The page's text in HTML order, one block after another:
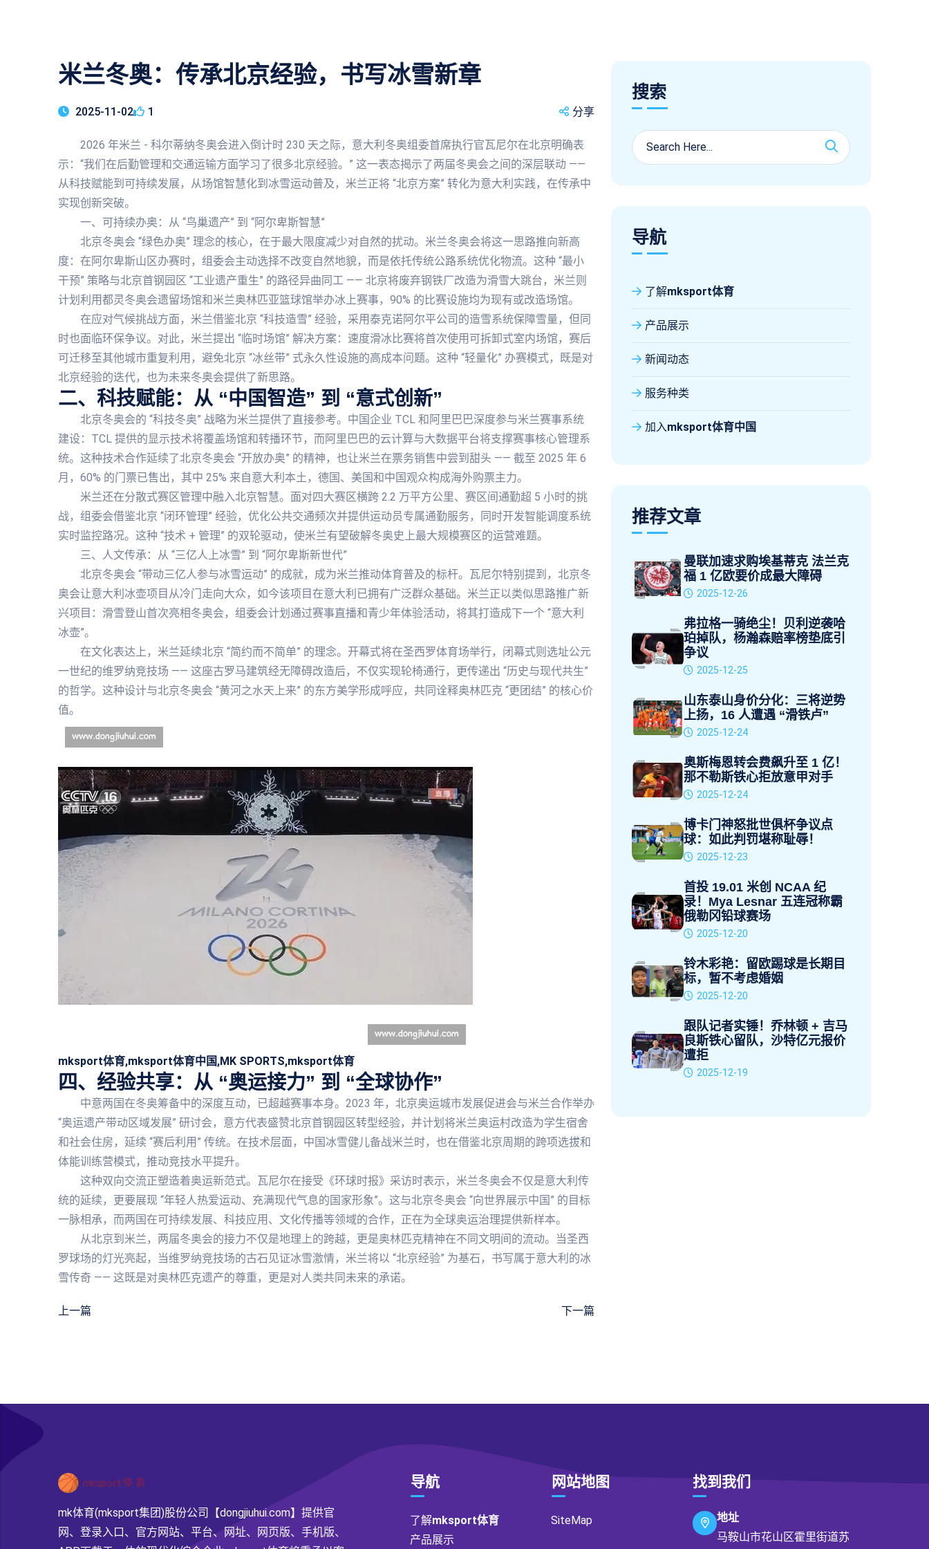
米兰冬奥：传承北京经验，书写冰雪新章
2025-11-02 1 分享
2026 年米兰 - 科尔蒂纳冬奥会进入倒计时 230 天之际，意大利冬奥组委首席执行官瓦尼尔在北京明确表
示：“我们在后勤管理和交通运输方面学习了很多北京经验。” 这一表态揭示了两届冬奥会之间的深层联动 ——
从科技赋能到可持续发展，从场馆智慧化到冰雪运动普及，米兰正将 “北京方案” 转化为意大利实践，在传承中
实现创新突破。
一、可持续办奥：从 “鸟巢遗产” 到 “阿尔卑斯智慧”
北京冬奥会 “绿色办奥” 理念的核心，在于最大限度减少对自然的扰动。米兰冬奥会将这一思路推向新高
度：在阿尔卑斯山区办赛时，组委会主动选择不改变自然地貌，而是依托传统公路系统优化物流。这种 “最小
干预” 策略与北京首钢园区 “工业遗产重生” 的路径异曲同工 —— 北京将废弃钢铁厂改造为滑雪大跳台，米兰则
计划利用都灵冬奥会遗留场馆和米兰奥林匹亚篮球馆举办冰上赛事，90% 的比赛设施均为现有或改造场馆。
在应对气候挑战方面，米兰借鉴北京 “科技造雪” 经验，采用泰克诺阿尔平公司的造雪系统保障雪量，但同
时也面临环保争议。对此，米兰提出 “临时场馆” 解决方案：速度滑冰比赛将首次使用可拆卸式室内场馆，赛后
可迁移至其他城市重复利用，避免北京 “冰丝带” 式永久性设施的高成本问题。这种 “轻量化” 办赛模式，既是对
北京经验的迭代，也为未来冬奥会提供了新思路。
二、科技赋能：从 “中国智造” 到 “意式创新”
北京冬奥会的 “科技冬奥” 战略为米兰提供了直接参考。中国企业 TCL 和阿里巴巴深度参与米兰赛事系统
建设：TCL 提供的显示技术将覆盖场馆和转播环节，而阿里巴巴的云计算与大数据平台将支撑赛事核心管理系
统。这种技术合作延续了北京冬奥会 “开放办奥” 的精神，也让米兰在票务销售中尝到甜头 —— 截至 2025 年 6
月，60% 的门票已售出，其中 25% 来自意大利本土，德国、美国和中国观众构成海外购票主力。
米兰还在分散式赛区管理中融入北京智慧。面对四大赛区横跨 2.2 万平方公里、赛区间通勤超 5 小时的挑
战，组委会借鉴北京 “闭环管理” 经验，优化公共交通频次并提供运动员专属通勤服务，同时开发智能调度系统
实时监控路况。这种 “技术 + 管理” 的双轮驱动，使米兰有望破解冬奥史上最大规模赛区的运营难题。
三、人文传承：从 “三亿人上冰雪” 到 “阿尔卑斯新世代”
北京冬奥会 “带动三亿人参与冰雪运动” 的成就，成为米兰推动体育普及的标杆。瓦尼尔特别提到，北京冬
奥会让意大利冰壶项目从冷门走向大众，如今该项目在意大利已拥有广泛群众基础。米兰正以类似思路推广新
兴项目：滑雪登山首次亮相冬奥会，组委会计划通过赛事直播和青少年体验活动，将其打造成下一个 “意大利
冰壶”。
在文化表达上，米兰延续北京 “简约而不简单” 的理念。开幕式将在圣西罗体育场举行，闭幕式则选址公元
一世纪的维罗纳竞技场 —— 这座古罗马建筑经无障碍改造后，不仅实现轮椅通行，更传递出 “历史与现代共生”
的哲学。这种设计与北京冬奥会 “黄河之水天上来” 的东方美学形成呼应，共同诠释奥林匹克 “更团结” 的核心价
值。
mksport体育,mksport体育中国,MK SPORTS,mksport体育
四、经验共享：从 “奥运接力” 到 “全球协作”
中意两国在冬奥筹备中的深度互动，已超越赛事本身。2023 年，北京奥运城市发展促进会与米兰合作举办
“奥运遗产带动区域发展” 研讨会，意方代表盛赞北京首钢园区转型经验，并计划将米兰奥运村改造为学生宿舍
和社会住房，延续 “赛后利用” 传统。在技术层面，中国冰雪健儿备战米兰时，也在借鉴北京周期的跨项选拔和
体能训练营模式，推动竞技水平提升。
这种双向交流正塑造着奥运新范式。瓦尼尔在接受《环球时报》采访时表示，米兰冬奥会不仅是意大利传
统的延续，更要展现 “年轻人热爱运动、充满现代气息的国家形象”。这与北京冬奥会 “向世界展示中国” 的目标
一脉相承，而两国在可持续发展、科技应用、文化传播等领域的合作，正在为全球奥运治理提供新样本。
从北京到米兰，两届冬奥会的接力不仅是地理上的跨越，更是奥林匹克精神在不同文明间的流动。当圣西
罗球场的灯光亮起，当维罗纳竞技场的古石见证冰雪激情，米兰将以 “北京经验” 为基石，书写属于意大利的冰
雪传奇 —— 这既是对奥林匹克遗产的尊重，更是对人类共同未来的承诺。
上一篇 下一篇
搜索
导航
了解mksport体育
产品展示
新闻动态
服务种类
加入mksport体育中国
推荐文章
曼联加速求购埃基蒂克 法兰克
福 1 亿欧要价成最大障碍
2025-12-26
弗拉格一骑绝尘！贝利逆袭哈
珀掉队，杨瀚森赔率榜垫底引
争议
2025-12-25
山东泰山身价分化：三将逆势
上扬，16 人遭遇 “滑铁卢”
2025-12-24
奥斯梅恩转会费飙升至 1 亿！
那不勒斯铁心拒放意甲对手
2025-12-24
博卡门神怒批世俱杯争议点
球：如此判罚堪称耻辱！
2025-12-23
首投 19.01 米创 NCAA 纪
录！Mya Lesnar 五连冠称霸
俄勒冈铅球赛场
2025-12-20
铃木彩艳：留欧踢球是长期目
标，暂不考虑婚姻
2025-12-20
跟队记者实锤！乔林顿 + 吉马
良斯铁心留队，沙特亿元报价
遭拒
2025-12-19
mk体育(mksport集团)股份公司【dongjiuhui.com】提供官
网、登录入口、官方网站、平台、网址、网页版、手机版、
导航
了解mksport体育
产品展示
网站地图
SiteMap
找到我们
地址
马鞍山市花山区霍里街道苏